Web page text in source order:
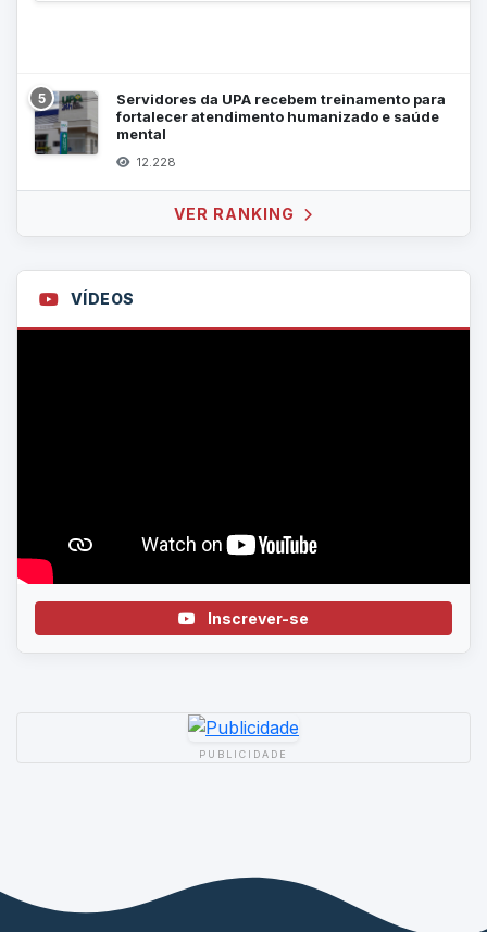
5
Servidores da UPA recebem treinamento para
fortalecer atendimento humanizado e saúde
mental
12.228
VER RANKING
VÍDEOS
Inscrever-se
PUBLICIDADE